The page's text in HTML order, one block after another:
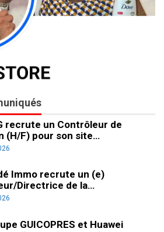
recrute un Contrôleur de
(H/F) pour son site…
Immo recrute un (e)
Directrice de la…
GUICOPRES et Huawei